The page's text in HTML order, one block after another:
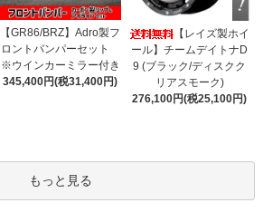
【GR86/BRZ】Adro製フ
ロントバンパーセット
※ウインカーミラー付き
345,400円(税31,400円)
【レイズ製ホイ
ール】チームデイトナD
9 (ブラック/ディスクク
リアスモーク)
276,100円(税25,100円)
もっと見る